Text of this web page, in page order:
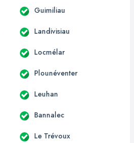
Guimiliau
Landivisiau
Locmélar
Plounéventer
Leuhan
Bannalec
Le Trévoux